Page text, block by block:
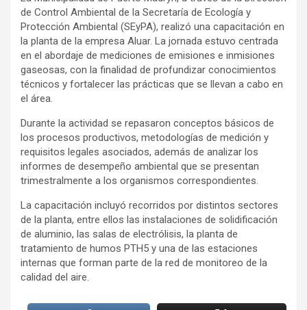
de Control Ambiental de la Secretaría de Ecología y
Protección Ambiental (SEyPA), realizó una capacitación en
la planta de la empresa Aluar. La jornada estuvo centrada
en el abordaje de mediciones de emisiones e inmisiones
gaseosas, con la finalidad de profundizar conocimientos
técnicos y fortalecer las prácticas que se llevan a cabo en
el área.
Durante la actividad se repasaron conceptos básicos de
los procesos productivos, metodologías de medición y
requisitos legales asociados, además de analizar los
informes de desempeño ambiental que se presentan
trimestralmente a los organismos correspondientes.
La capacitación incluyó recorridos por distintos sectores
de la planta, entre ellos las instalaciones de solidificación
de aluminio, las salas de electrólisis, la planta de
tratamiento de humos PTH5 y una de las estaciones
internas que forman parte de la red de monitoreo de la
calidad del aire.